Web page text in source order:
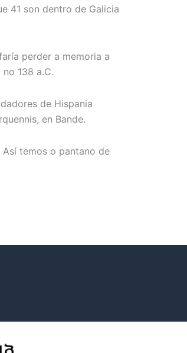
41 son dentro de Galicia
perder a memoria a
138 a.C.
de Hispania
en Bande.
temos o pantano de